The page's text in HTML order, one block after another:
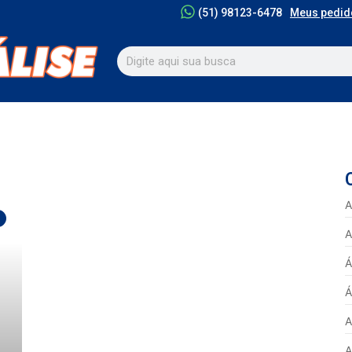
Meus
(51) 98123-6478